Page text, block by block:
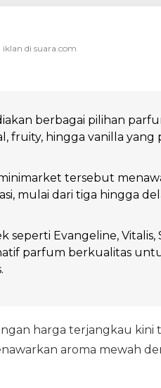
berbagai pilihan
fruity, hingga vanilla yang
tersebut
mulai dari tiga hingga
seperti Evangeline, Vitalis,
parfum berkualitas
harga terjangkau kini
aroma mewah